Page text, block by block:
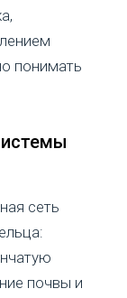
понимать
сеть
почвы и